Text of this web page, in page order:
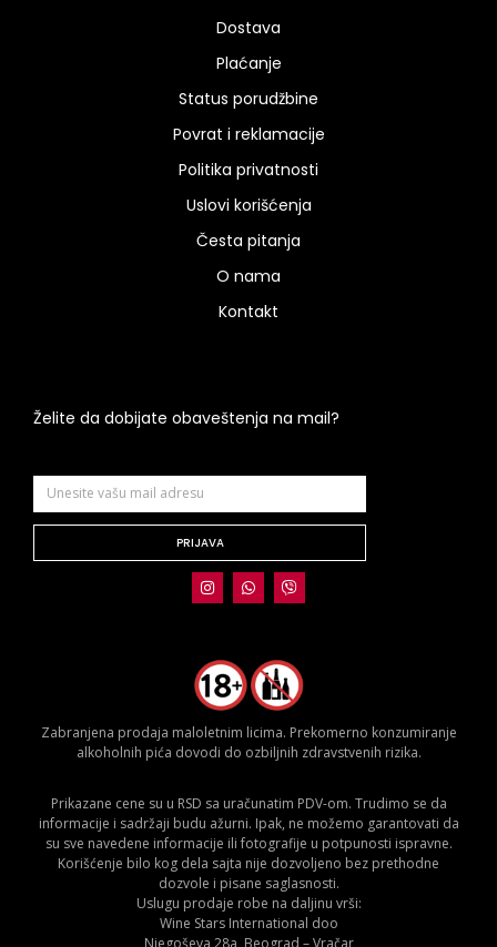
Dostava
Plaćanje
Status porudžbine
Povrat i reklamacije
Politika privatnosti
Uslovi korišćenja
Česta pitanja
O nama
Kontakt
Želite da dobijate obaveštenja na mail?
PRIJAVA
Zabranjena prodaja maloletnim licima. Prekomerno konzumiranje
alkoholnih pića dovodi do ozbiljnih zdravstvenih rizika.
Prikazane cene su u RSD sa uračunatim PDV-om. Trudimo se da
informacije i sadržaji budu ažurni. Ipak, ne možemo garantovati da
su sve navedene informacije ili fotografije u potpunosti ispravne.
Korišćenje bilo kog dela sajta nije dozvoljeno bez prethodne
dozvole i pisane saglasnosti.
Uslugu prodaje robe na daljinu vrši:
Wine Stars International doo
Njegoševa 28a, Beograd – Vračar